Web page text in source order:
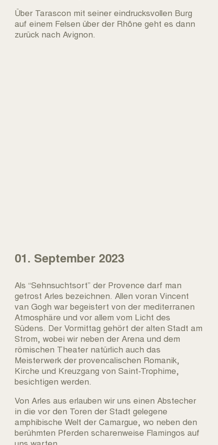
Über Tarascon mit seiner eindrucksvollen Burg
auf einem Felsen über der Rhône geht es dann
zurück nach Avignon.
01. September 2023
Als “Sehnsuchtsort” der Provence darf man
getrost Arles bezeichnen. Allen voran Vincent
van Gogh war begeistert von der mediterranen
Atmosphäre und vor allem vom Licht des
Südens. Der Vormittag gehört der alten Stadt am
Strom, wobei wir neben der Arena und dem
römischen Theater natürlich auch das
Meisterwerk der provencalischen Romanik,
Kirche und Kreuzgang von Saint-Trophime,
besichtigen werden.
Von Arles aus erlauben wir uns einen Abstecher
in die vor den Toren der Stadt gelegene
amphibische Welt der Camargue, wo neben den
berühmten Pferden scharenweise Flamingos auf